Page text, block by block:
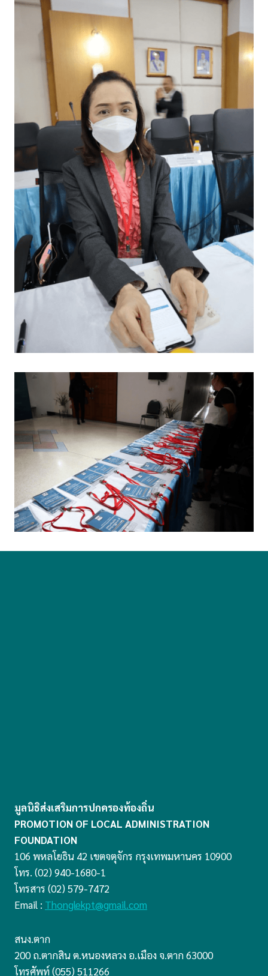
มูลนิธิส่งเสริมการปกครองท้องถิ่น
PROMOTION OF LOCAL ADMINISTRATION
FOUNDATION
106 พหลโยธิน 42 เขตจตุจักร กรุงเทพมหานคร 10900
โทร. (02) 940-1680-1
โทรสาร (02) 579-7472
Email : Thonglekpt@gmail.com
สนง.ตาก
200 ถ.ตากสิน ต.หนองหลวง อ.เมือง จ.ตาก 63000
โทรศัพท์ (055) 511266